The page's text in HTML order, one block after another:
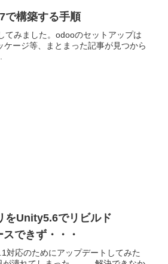
で構築する手順
てみました。odooのセットアップは
ージ等、まとまった記事が見つから
をUnity5.6でリビルド
できず・・・
対応のためにアップデートしてみた